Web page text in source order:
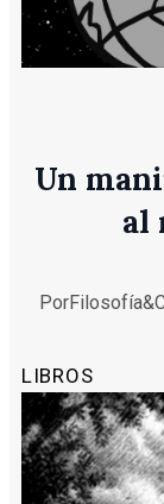
Un
al
Por
LIBROS